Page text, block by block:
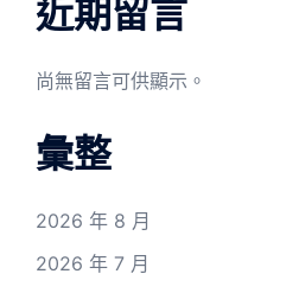
近期留言
尚無留言可供顯示。
彙整
2026 年 8 月
2026 年 7 月